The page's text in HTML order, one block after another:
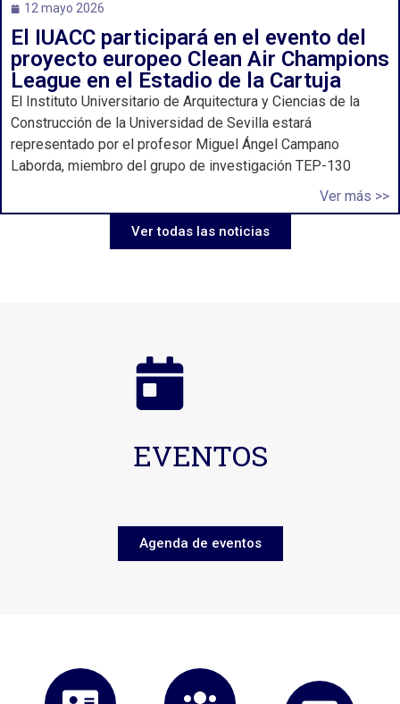
12 mayo 2026
El IUACC participará en el evento del
proyecto europeo Clean Air Champions
League en el Estadio de la Cartuja
El Instituto Universitario de Arquitectura y Ciencias de la
Construcción de la Universidad de Sevilla estará
representado por el profesor Miguel Ángel Campano
Laborda, miembro del grupo de investigación TEP-130
Ver más >>
Ver todas las noticias
EVENTOS
Agenda de eventos